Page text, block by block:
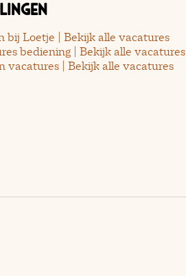
bij Loetje | Bekijk alle vacatures
bediening | Bekijk alle vacatures
vacatures | Bekijk alle vacatures